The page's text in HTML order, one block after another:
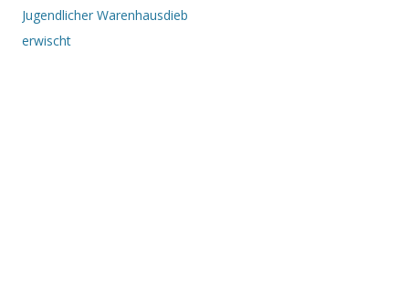
Jugendlicher Warenhausdieb
erwischt